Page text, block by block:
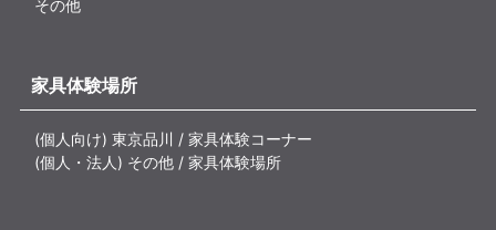
その他
家具体験場所
(個人向け) 東京品川 / 家具体験コーナー
(個人・法人) その他 / 家具体験場所